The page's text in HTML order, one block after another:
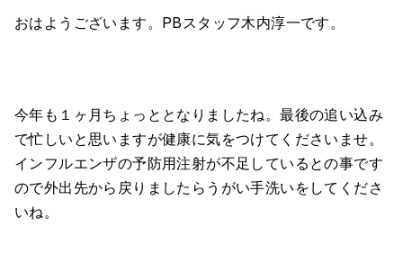
おはようございます。PBスタッフ木内淳一です。
今年も１ヶ月ちょっととなりましたね。最後の追い込み
で忙しいと思いますが健康に気をつけてくださいませ。
インフルエンザの予防用注射が不足しているとの事です
ので外出先から戻りましたらうがい手洗いをしてくださ
いね。